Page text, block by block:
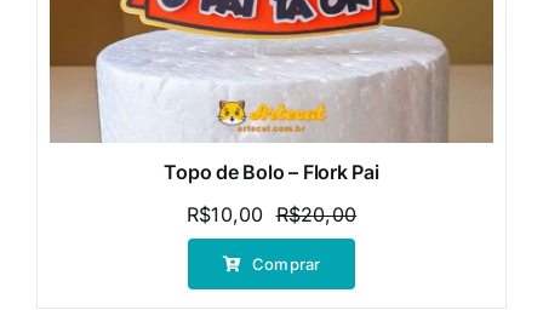
Topo de Bolo – Flork Pai
R$20,00O
preço
R$10,00
O
preço
Comprar